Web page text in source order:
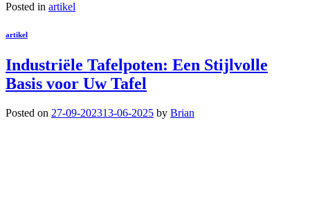
Posted in artikel
artikel
Industriële Tafelpoten: Een Stijlvolle
Basis voor Uw Tafel
Posted on 27-09-202313-06-2025 by Brian